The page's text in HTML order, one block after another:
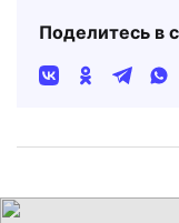
Поделитесь в